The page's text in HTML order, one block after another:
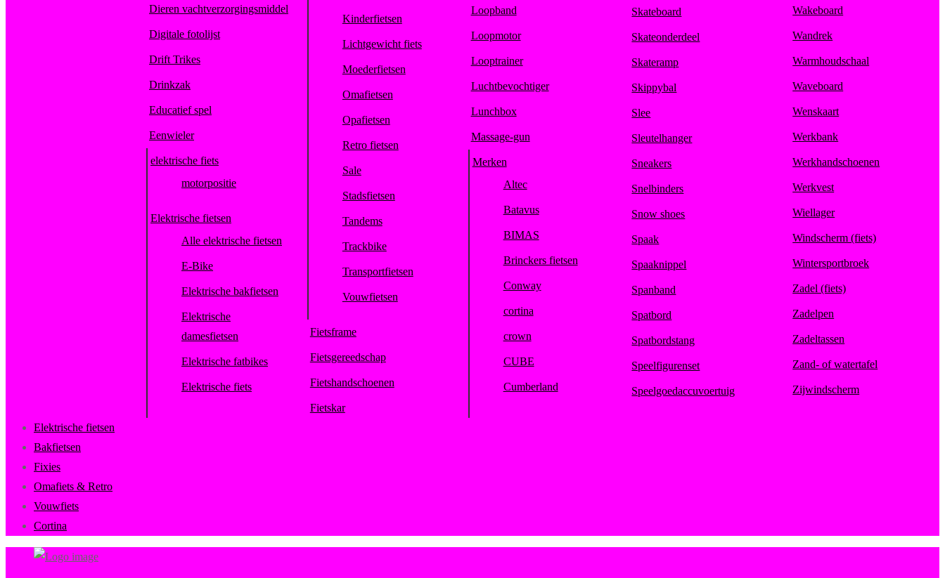
Dieren vachtverzorgingsmiddel
Digitale fotolijst
Drift Trikes
Drinkzak
Educatief spel
Eenwieler
elektrische fiets
motorpositie
Elektrische fietsen
Alle elektrische fietsen
E-Bike
Elektrische bakfietsen
Elektrische
damesfietsen
Elektrische fatbikes
Elektrische fiets
Kinderfietsen
Lichtgewicht fiets
Moederfietsen
Omafietsen
Opafietsen
Retro fietsen
Sale
Stadsfietsen
Tandems
Trackbike
Transportfietsen
Vouwfietsen
Fietsframe
Fietsgereedschap
Fietshandschoenen
Fietskar
Loopband
Loopmotor
Looptrainer
Luchtbevochtiger
Lunchbox
Massage-gun
Merken
Altec
Batavus
BIMAS
Brinckers fietsen
Conway
cortina
crown
CUBE
Cumberland
Skateboard
Skateonderdeel
Skateramp
Skippybal
Slee
Sleutelhanger
Sneakers
Snelbinders
Snow shoes
Spaak
Spaaknippel
Spanband
Spatbord
Spatbordstang
Speelfigurenset
Speelgoedaccuvoertuig
Wakeboard
Wandrek
Warmhoudschaal
Waveboard
Wenskaart
Werkbank
Werkhandschoenen
Werkvest
Wiellager
Windscherm (fiets)
Wintersportbroek
Zadel (fiets)
Zadelpen
Zadeltassen
Zand- of watertafel
Zijwindscherm
Elektrische fietsen
Bakfietsen
Fixies
Omafiets & Retro
Vouwfiets
Cortina